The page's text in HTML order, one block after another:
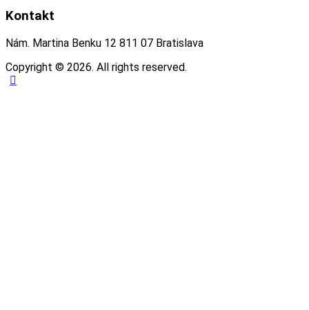
Kontakt
Nám. Martina Benku 12 811 07 Bratislava
Copyright © 2026. All rights reserved.